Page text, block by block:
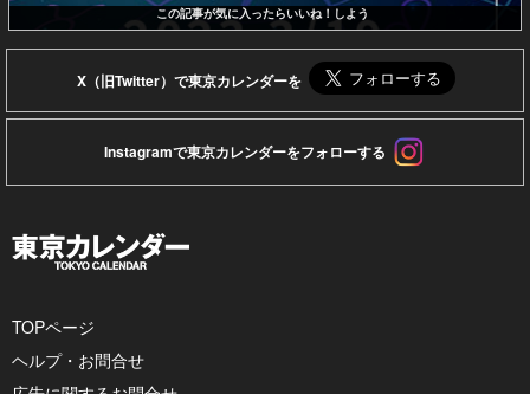
この記事が気に入ったらいいね！しよう
X（旧Twitter）で東京カレンダーを
Instagramで東京カレンダーをフォローする
TOPページ
ヘルプ・お問合せ